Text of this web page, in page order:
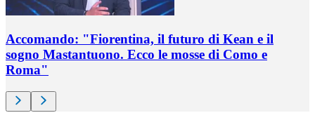
Accomando: "Fiorentina, il futuro di Kean e il
sogno Mastantuono. Ecco le mosse di Como e
Roma"